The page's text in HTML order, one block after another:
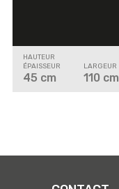
HAUTEUR
ÉPAISSEUR
45 cm
LARGEUR
110 cm